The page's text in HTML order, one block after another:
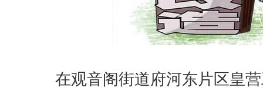
在观音阁街道府河东片区皇